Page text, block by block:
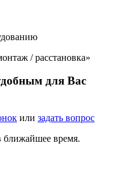
/ расстановка»
для Вас
или задать вопрос
время.